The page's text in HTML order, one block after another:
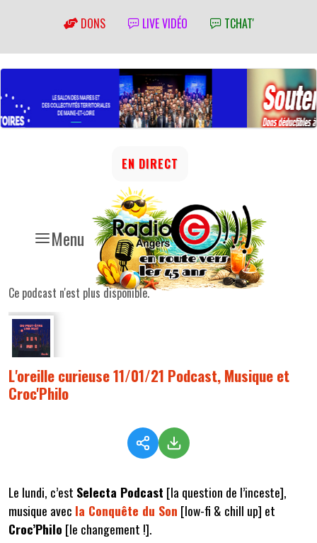
DONS LIVE VIDÉO TCHAT'
Menu
EN DIRECT
Ce podcast n'est plus disponible.
L'oreille curieuse 11/01/21 Podcast, Musique et
Croc'Philo
Le lundi, c’est Selecta Podcast [la question de l’inceste],
musique avec la Conquête du Son [low-fi & chill up] et
Croc’Philo [le changement !].